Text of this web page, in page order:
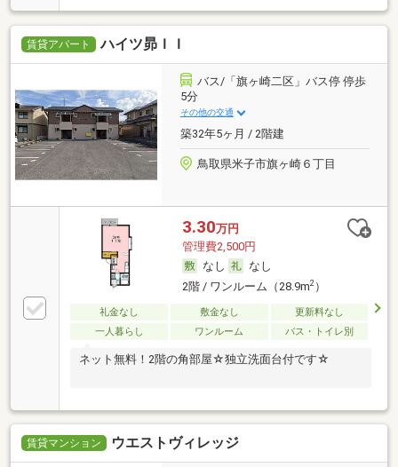
賃貸アパート ハイツ昴ＩＩ
バス/「旗ヶ崎二区」バス停 停歩
5分
その他の交通
築32年5ヶ月 / 2階建
鳥取県米子市旗ヶ崎６丁目
3.30万円
管理費2,500円
なし
なし
2階 / ワンルーム（28.9m2）
礼金なし 敷金なし
更新料なし
一人暮らし
ワンルーム バス・トイレ別
ネット無料！2階の角部屋☆独立洗面台付です☆
賃貸マンション ウエストヴィレッジ